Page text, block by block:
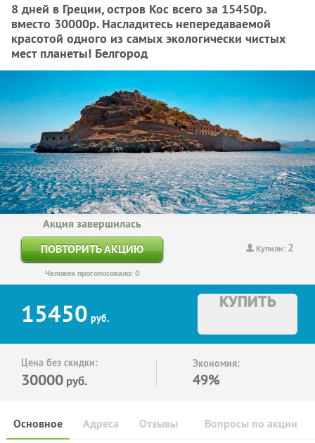
8 дней в Греции, остров Кос всего за 15450р.
вместо 30000р. Насладитесь непередаваемой
красотой одного из самых экологически чистых
мест планеты! Белгород
Купили: 2
Акция завершилась
ПОВТОРИТЬ АКЦИЮ
Человек проголосовало: 0
15450 руб.
КУПИТЬ
Цена без скидки:
30000 руб.
Экономия:
49%
Основное Отзывы Вопросы по акции
Адреса